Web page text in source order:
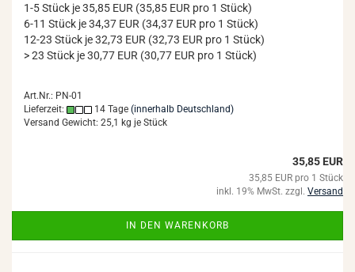
1-5 Stück je 35,85 EUR (35,85 EUR pro 1 Stück)
6-11 Stück je 34,37 EUR (34,37 EUR pro 1 Stück)
12-23 Stück je 32,73 EUR (32,73 EUR pro 1 Stück)
> 23 Stück je 30,77 EUR (30,77 EUR pro 1 Stück)
Art.Nr.: PN-01
Lieferzeit:
14 Tage (innerhalb Deutschland)
Versand Gewicht: 25,1 kg je Stück
35,85 EUR
35,85 EUR pro 1 Stück
inkl. 19% MwSt. zzgl. Versand
IN DEN WARENKORB